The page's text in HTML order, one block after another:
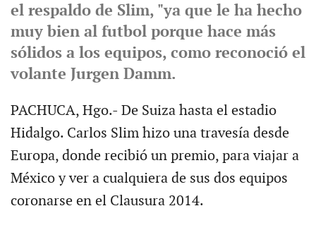
el respaldo de Slim, "ya que le ha hecho
muy bien al futbol porque hace más
sólidos a los equipos, como reconoció el
volante Jurgen Damm.
PACHUCA, Hgo.- De Suiza hasta el estadio
Hidalgo. Carlos Slim hizo una travesía desde
Europa, donde recibió un premio, para viajar a
México y ver a cualquiera de sus dos equipos
coronarse en el Clausura 2014.